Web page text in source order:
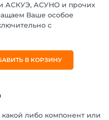
АСКУЭ, АСУНО и прочих
Ваше особое
с
В КОРЗИНУ
либо компонент или